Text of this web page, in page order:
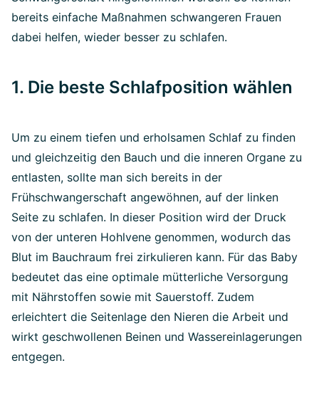
bereits einfache Maßnahmen schwangeren Frauen
dabei helfen, wieder besser zu schlafen.
1. Die beste Schlafposition wählen
Um zu einem tiefen und erholsamen Schlaf zu finden
und gleichzeitig den Bauch und die inneren Organe zu
entlasten, sollte man sich bereits in der
Frühschwangerschaft angewöhnen, auf der linken
Seite zu schlafen. In dieser Position wird der Druck
von der unteren Hohlvene genommen, wodurch das
Blut im Bauchraum frei zirkulieren kann. Für das Baby
bedeutet das eine optimale mütterliche Versorgung
mit Nährstoffen sowie mit Sauerstoff. Zudem
erleichtert die Seitenlage den Nieren die Arbeit und
wirkt geschwollenen Beinen und Wassereinlagerungen
entgegen.